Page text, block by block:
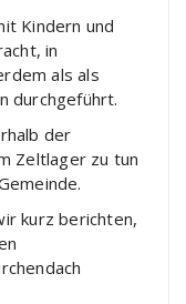
Kindern und
in
als als
durchgeführt.
der
Zeltlager zu tun
kurz berichten,